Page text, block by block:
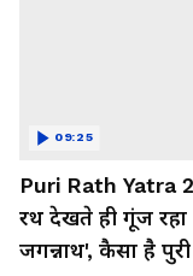
Puri Rath Yatra
रथ देखते ही गूंज
जगन्नाथ', कैसा है
09:25